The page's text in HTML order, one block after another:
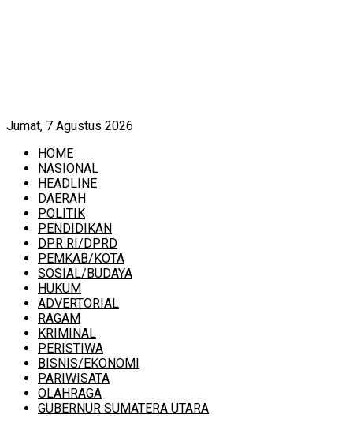
Jumat, 7 Agustus 2026
HOME
NASIONAL
HEADLINE
DAERAH
POLITIK
PENDIDIKAN
DPR RI/DPRD
PEMKAB/KOTA
SOSIAL/BUDAYA
HUKUM
ADVERTORIAL
RAGAM
KRIMINAL
PERISTIWA
BISNIS/EKONOMI
PARIWISATA
OLAHRAGA
GUBERNUR SUMATERA UTARA